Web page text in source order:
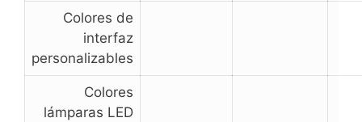
Colores de
interfaz
personalizables
Colores
lámparas LED